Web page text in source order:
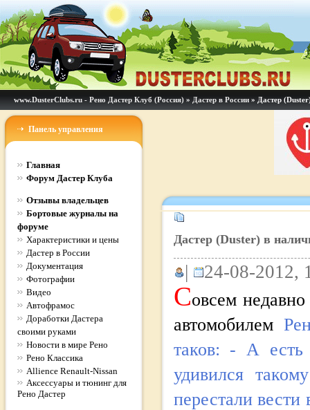
www.DusterClubs.ru - Рено Дастер Клуб (Россия) » Дастер в России » Дастер
Панель управления
Главная
Форум Дастер Клуба
Отзывы владельцев
Бортовые журналы на
форуме
Характеристики и цены
Дастер в России
Документация
Фотографии
Видео
Автофрамос
Доработки Дастера
своими руками
Новости в мире Рено
Рено Классика
Allience Renault-Nissan
Аксессуары и тюнинг для
Рено Дастер
Дастер (Duster) в
| 24-08-2012,
Совсем
автомобилем
таков: - А есть
удивился
перестали